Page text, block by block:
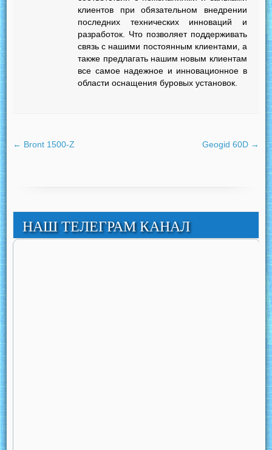
клиентов при обязательном внедрении
последних технических инноваций и
разработок. Что позволяет поддерживать
связь с нашими постоянным клиентами, а
также предлагать нашим новым клиентам
все самое надежное и инновационное в
области оснащения буровых установок.
← Bront 1500-Z Geogid 60D →
НАШ ТЕЛЕГРАМ КАНАЛ